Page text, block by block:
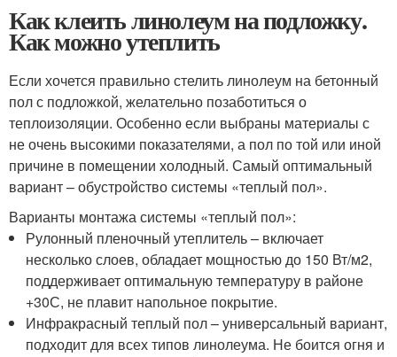
Как клеить линолеум на подложку.
Как можно утеплить
Если хочется правильно стелить линолеум на бетонный
пол с подложкой, желательно позаботиться о
теплоизоляции. Особенно если выбраны материалы с
не очень высокими показателями, а пол по той или иной
причине в помещении холодный. Самый оптимальный
вариант – обустройство системы «теплый пол».
Варианты монтажа системы «теплый пол»:
Рулонный пленочный утеплитель – включает
несколько слоев, обладает мощностью до 150 Вт/м2,
поддерживает оптимальную температуру в районе
+30С, не плавит напольное покрытие.
Инфракрасный теплый пол – универсальный вариант,
подходит для всех типов линолеума. Не боится огня и